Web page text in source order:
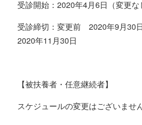
受診開始：2020年4月6日（変更な
受診締切：変更前 2020年9月
2020年11月30日
【被扶養者・任意継続者】
スケジュールの変更はございません